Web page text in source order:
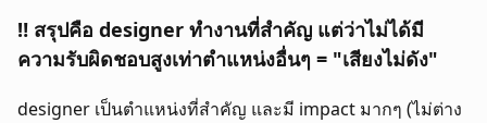
‼️ สรุปคือ designer ทำงานที่สำคัญ แต่ว่าไม่ได้มี
ความรับผิดชอบสูงเท่าตำแหน่งอื่นๆ = "เสียงไม่ดัง"
designer เป็นตำแหน่งที่สำคัญ และมี impact มากๆ (ไม่ต่าง